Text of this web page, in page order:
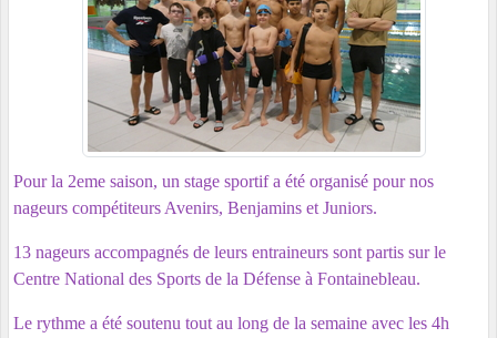
Pour la 2eme saison, un stage sportif a été organisé pour nos
nageurs compétiteurs Avenirs, Benjamins et Juniors.
13 nageurs accompagnés de leurs entraineurs sont partis sur le
Centre National des Sports de la Défense à Fontainebleau.
Le rythme a été soutenu tout au long de la semaine avec les 4h